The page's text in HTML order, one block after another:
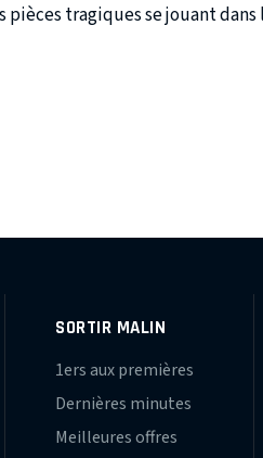
tragiques se jouant
SORTIR MALIN
1ers aux premières
Dernières minutes
Meilleures offres